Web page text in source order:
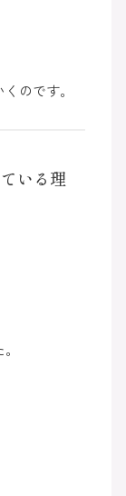
のです。
いる理